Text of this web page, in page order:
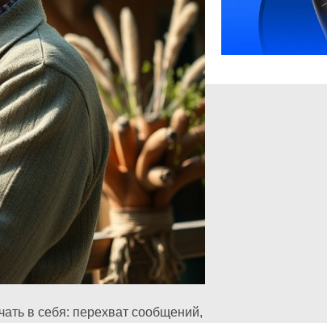
в себя: перехват сообщений,